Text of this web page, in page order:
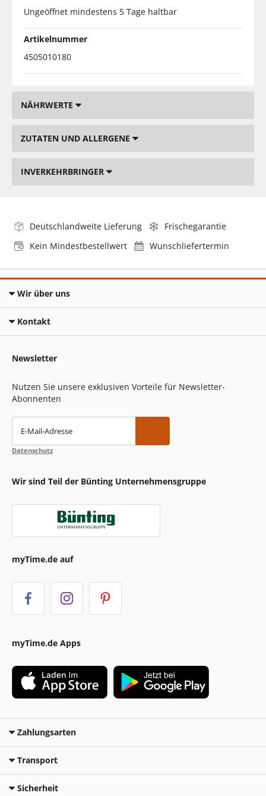
Ungeöffnet mindestens 5 Tage haltbar
Artikelnummer
4505010180
NÄHRWERTE
ZUTATEN UND ALLERGENE
INVERKEHRBRINGER
Deutschlandweite Lieferung
Frischegarantie
Kein Mindestbestellwert
Wunschliefertermin
Wir über uns
Kontakt
Newsletter
Nutzen Sie unsere exklusiven Vorteile für Newsletter-
Abonnenten
E-Mail-Adresse
Datenschutz
Wir sind Teil der Bünting Unternehmensgruppe
myTime.de auf
myTime.de Apps
Zahlungsarten
Transport
Sicherheit